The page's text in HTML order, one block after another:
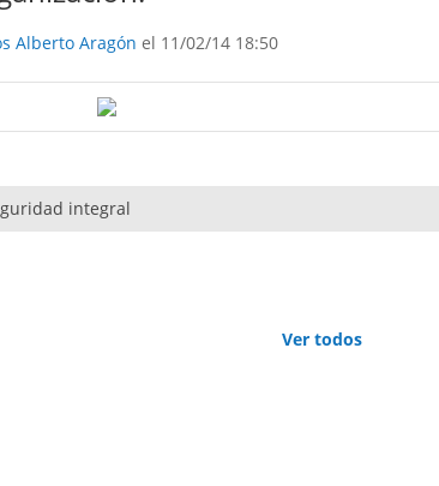
Alberto Aragón el 11/02/14 18:50
integral
Ver todos